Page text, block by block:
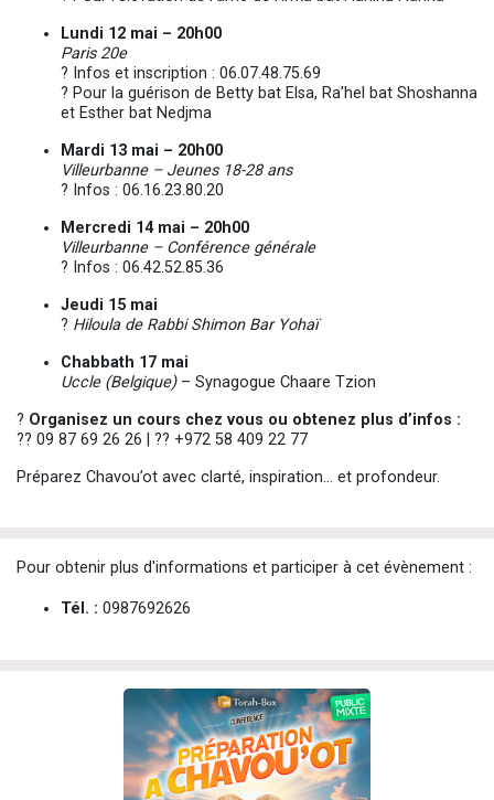
Lundi 12 mai – 20h00
Paris 20e
? Infos et inscription : 06.07.48.75.69
? Pour la guérison de Betty bat Elsa, Ra’hel bat Shoshanna
et Esther bat Nedjma
Mardi 13 mai – 20h00
Villeurbanne – Jeunes 18-28 ans
? Infos : 06.16.23.80.20
Mercredi 14 mai – 20h00
Villeurbanne – Conférence générale
? Infos : 06.42.52.85.36
Jeudi 15 mai
? Hiloula de Rabbi Shimon Bar Yohaï
Chabbath 17 mai
Uccle (Belgique)– Synagogue Chaare Tzion
? Organisez un cours chez vous ou obtenez plus d’infos :
?? 09 87 69 26 26 | ?? +972 58 409 22 77
Préparez Chavou’ot avec clarté, inspiration… et profondeur.
Pour obtenir plus d'informations et participer à cet évènement :
Tél. : 0987692626